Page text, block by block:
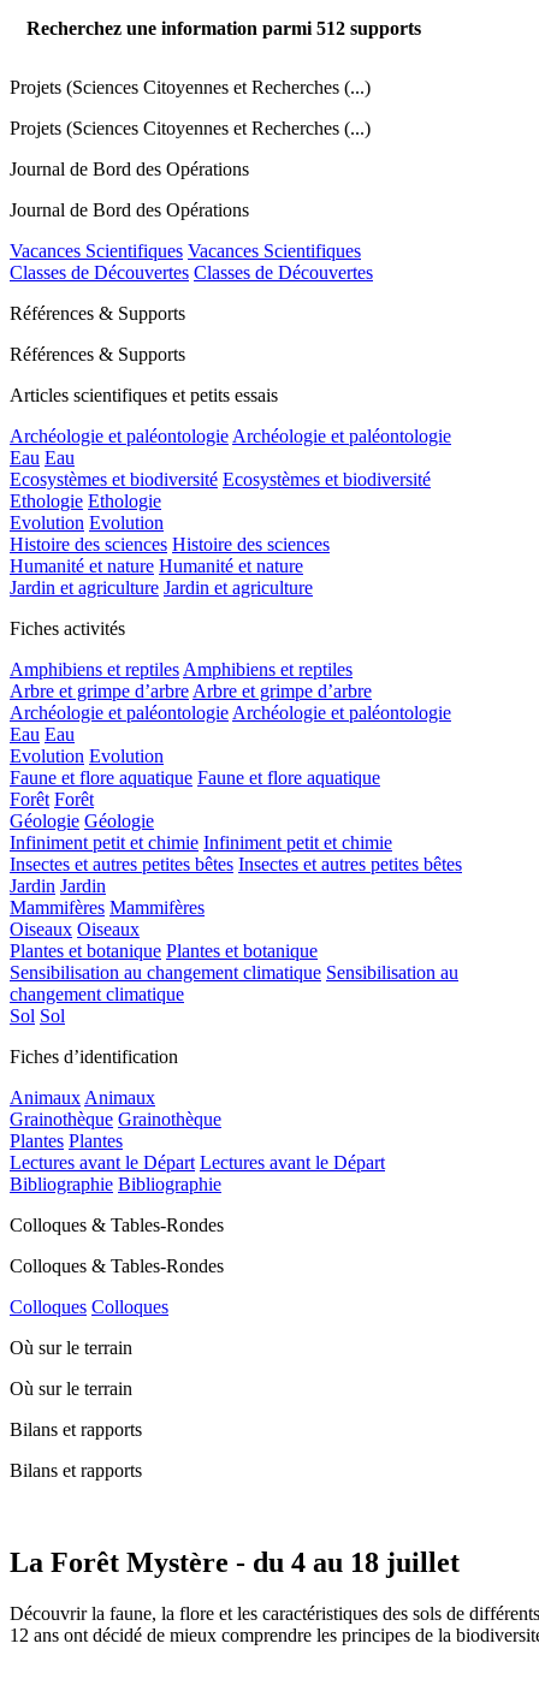
Recherchez une information parmi 512 supports
Projets (Sciences Citoyennes et Recherches (...)
Projets (Sciences Citoyennes et Recherches (...)
Journal de Bord des Opérations
Journal de Bord des Opérations
Vacances Scientifiques Vacances Scientifiques
Classes de Découvertes Classes de Découvertes
Références & Supports
Références & Supports
Articles scientifiques et petits essais
Archéologie et paléontologie Archéologie et paléontologie
Eau Eau
Ecosystèmes et biodiversité Ecosystèmes et biodiversité
Ethologie Ethologie
Evolution Evolution
Histoire des sciences Histoire des sciences
Humanité et nature Humanité et nature
Jardin et agriculture Jardin et agriculture
Fiches activités
Amphibiens et reptiles Amphibiens et reptiles
Arbre et grimpe d’arbre Arbre et grimpe d’arbre
Archéologie et paléontologie Archéologie et paléontologie
Eau Eau
Evolution Evolution
Faune et flore aquatique Faune et flore aquatique
Forêt Forêt
Géologie Géologie
Infiniment petit et chimie Infiniment petit et chimie
Insectes et autres petites bêtes Insectes et autres petites bêtes
Jardin Jardin
Mammifères Mammifères
Oiseaux Oiseaux
Plantes et botanique Plantes et botanique
Sensibilisation au changement climatique Sensibilisation au
changement climatique
Sol Sol
Fiches d’identification
Animaux Animaux
Grainothèque Grainothèque
Plantes Plantes
Lectures avant le Départ Lectures avant le Départ
Bibliographie Bibliographie
Colloques & Tables-Rondes
Colloques & Tables-Rondes
Colloques Colloques
Où sur le terrain
Où sur le terrain
Bilans et rapports
Bilans et rapports
La Forêt Mystère - du 4 au 18 juillet
Découvrir la faune, la flore et les caractéristiques des sols de
12 ans ont décidé de mieux comprendre les principes de la